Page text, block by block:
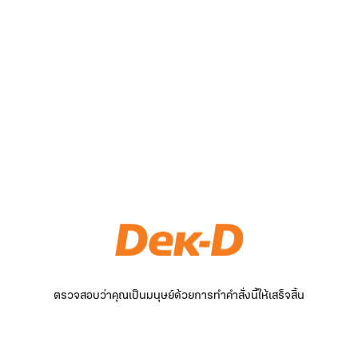
ตรวจสอบว่าคุณเป็นมนุษย์ด้วยการทำคำสั่งนี้ให้เสร็จสิ้น